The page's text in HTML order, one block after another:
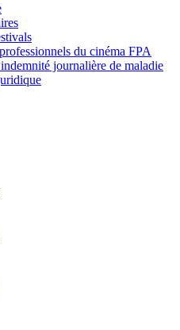
du cinéma FPA
journalière de maladie